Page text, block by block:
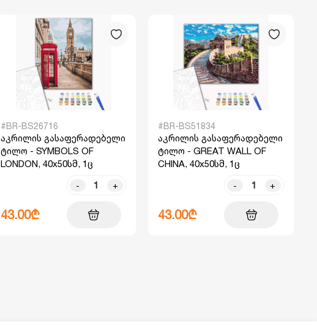
#BR-BS26716
აკრილის გასაფერადებელი
ტილო - SYMBOLS OF
LONDON, 40x50სმ, 1ც
- +
43.00₾
#BR-BS51834
აკრილის გასაფერადებელი
ტილო - GREAT WALL OF
CHINA, 40x50სმ, 1ც
- +
43.00₾